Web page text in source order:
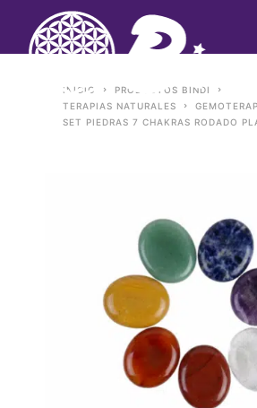
INICIO
PRODUCTOS BINDI
TERAPIAS NATURALES
SET PIEDRAS 7 CHAKRAS RODADO